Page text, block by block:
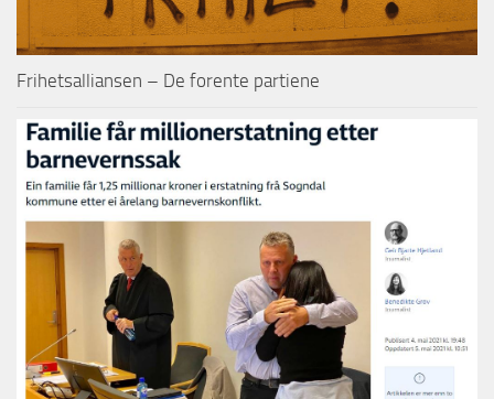
Frihetsalliansen – De forente partiene